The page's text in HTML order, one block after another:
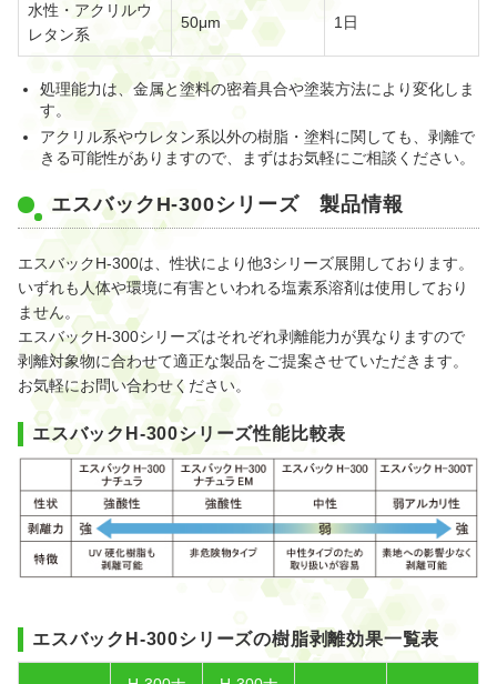
水性・アクリルウ
レタン系
50μm 1日
処理能力は、金属と塗料の密着具合や塗装方法により変化しま
す。
アクリル系やウレタン系以外の樹脂・塗料に関しても、剥離で
きる可能性がありますので、まずはお気軽にご相談ください。
エスバックH-300シリーズ 製品情報
エスバックH-300は、性状により他3シリーズ展開しております。
いずれも人体や環境に有害といわれる塩素系溶剤は使用しており
ません。
エスバックH-300シリーズはそれぞれ剥離能力が異なりますので
剥離対象物に合わせて適正な製品をご提案させていただきます。
お気軽にお問い合わせください。
エスバックH-300シリーズ性能比較表
エスバックH-300シリーズの樹脂剥離効果一覧表